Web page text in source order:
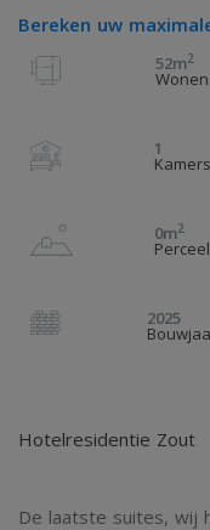
Bereken uw
52m2
Wonen
1
Kamers
0m2
Perceel
2025
Hotelresidentie Zout
De laatste suites, wij